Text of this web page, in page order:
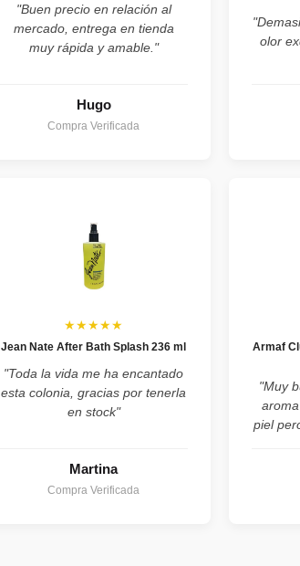
"Buen precio en relación al
mercado, entrega en tienda
muy rápida y amable."
Hugo
Compra Verificada
olor
★★★★★
Jean Nate After Bath Splash 236 ml
"Toda la vida me ha encantado
esta colonia, gracias por tenerla
en stock"
Martina
Compra Verificada
Armaf
"Muy
piel